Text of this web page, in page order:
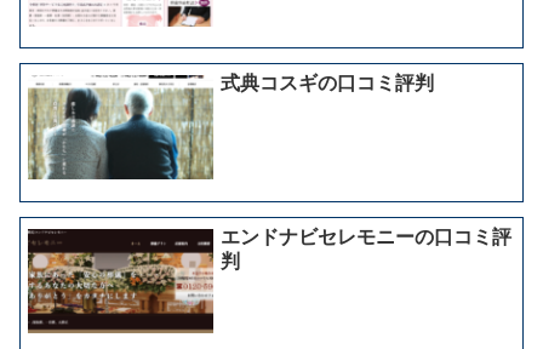
式典コスギの口コミ評判
エンドナビセレモニーの口コミ評
判